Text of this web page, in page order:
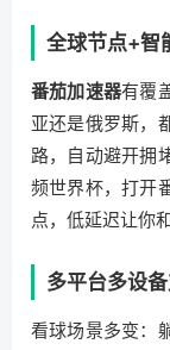
全球节点+智
番茄加速器有覆
亚还是俄罗斯，
路，自动避开拥
频世界杯，打开
点，低延迟让你
多平台多设
看球场景多变：